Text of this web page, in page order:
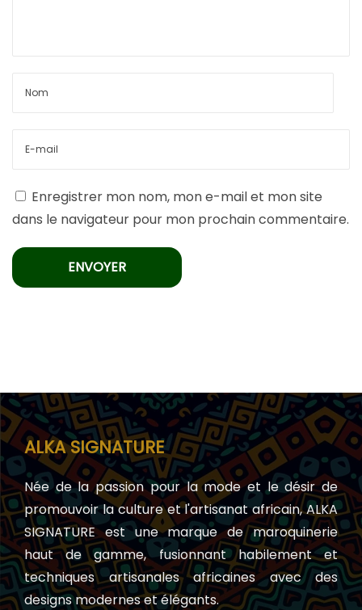
Enregistrer mon nom, mon e-mail et mon site
dans le navigateur pour mon prochain commentaire.
ALKA SIGNATURE
Née de la passion pour la mode et le désir de
promouvoir la culture et l'artisanat africain, ALKA
SIGNATURE est une marque de maroquinerie
haut de gamme, fusionnant habilement et
techniques artisanales africaines avec des
designs modernes et élégants.